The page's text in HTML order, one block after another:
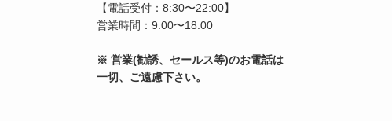
【電話受付：8:30〜22:00】
営業時間：9:00〜18:00
※ 営業(勧誘、セールス等)のお電話は
一切、ご遠慮下さい。